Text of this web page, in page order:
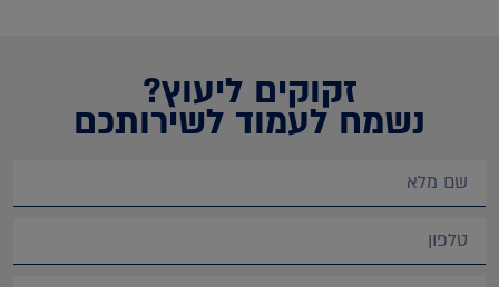
זקוקים ליעוץ?
נשמח לעמוד לשירותכם